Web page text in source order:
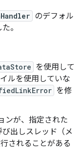
のデフォル
。
を使用して
ルを使用していな
を修
ンが、指定された
出しスレッド（メ
されることがある